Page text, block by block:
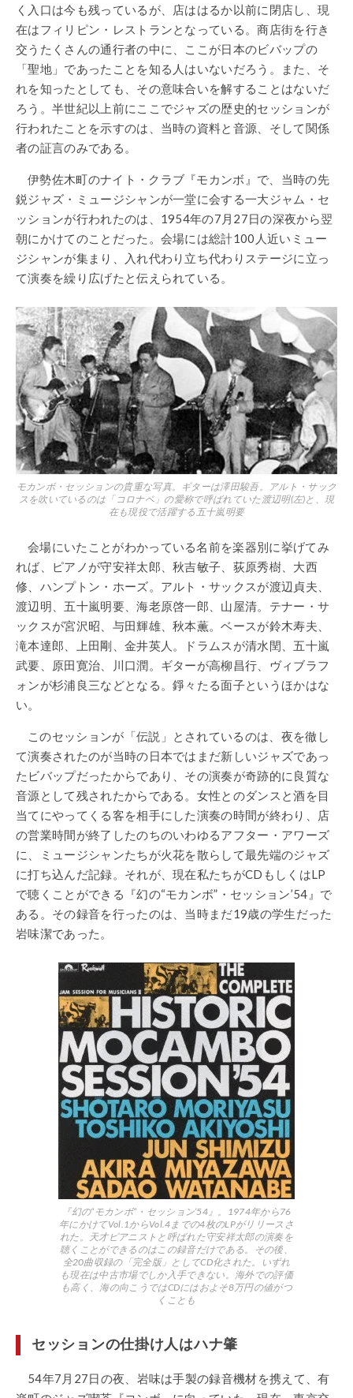
く入口は今も残っているが、店ははるか以前に閉店し、現
在はフィリピン・レストランとなっている。商店街を行き
交うたくさんの通行者の中に、ここが日本のビバップの
「聖地」であったことを知る人はいないだろう。また、そ
れを知ったとしても、その意味合いを解することはないだ
ろう。半世紀以上前にここでジャズの歴史的セッションが
行われたことを示すのは、当時の資料と音源、そして関係
者の証言のみである。
伊勢佐木町のナイト・クラブ『モカンボ』で、当時の先
鋭ジャズ・ミュージシャンが一堂に会する一大ジャム・セ
ッションが行われたのは、1954年の7月27日の深夜から翌
朝にかけてのことだった。会場には総計100人近いミュー
ジシャンが集まり、入れ代わり立ち代わりステージに立っ
て演奏を繰り広げたと伝えられている。
モカンボ・セッションの貴重な写真。ギターは澤田駿吾。アルト・サック
スを吹いているのは「コロナベ」の愛称で呼ばれていた渡辺明(左)と、現
在も現役で活躍する五十嵐明要
会場にいたことがわかっている名前を楽器別に挙げてみ
れば、ピアノが守安祥太郎、秋吉敏子、荻原秀樹、大西
修、ハンプトン・ホーズ。アルト・サックスが渡辺貞夫、
渡辺明、五十嵐明要、海老原啓一郎、山屋清。テナー・サ
ックスが宮沢昭、与田輝雄、秋本薫。ベースが鈴木寿夫、
滝本達郎、上田剛、金井英人。ドラムスが清水閏、五十嵐
武要、原田寛治、川口潤。ギターが高柳昌行、ヴィブラフ
ォンが杉浦良三などとなる。錚々たる面子というほかはな
い。
このセッションが「伝説」とされているのは、夜を徹し
て演奏されたのが当時の日本ではまだ新しいジャズであっ
たビバップだったからであり、その演奏が奇跡的に良質な
音源として残されたからである。女性とのダンスと酒を目
当てにやってくる客を相手にした演奏の時間が終わり、店
の営業時間が終了したのちのいわゆるアフター・アワーズ
に、ミュージシャンたちが火花を散らして最先端のジャズ
に打ち込んだ記録。それが、現在私たちがCDもしくはLP
で聴くことができる『幻の“モカンボ”・セッション’54』で
ある。その録音を行ったのは、当時まだ19歳の学生だった
岩味潔であった。
『幻の“モカンボ”・セッション’54』。1974年から76
年にかけてVol.1からVol.4までの4枚のLPがリリースさ
れた。天才ピアニストと呼ばれた守安祥太郎の演奏を
聴くことができるのはこの録音だけである。その後、
全20曲収録の「完全版」としてCD化された。いずれ
も現在は中古市場でしか入手できない。海外での評価
も高く、海の向こうではCDにはおよそ8万円の値がつ
くことも
セッションの仕掛け人はハナ肇
54年7月27日の夜、岩味は手製の録音機材を携えて、有